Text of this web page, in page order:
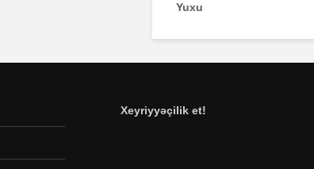
Yuxu
Xeyriyyəçilik et!